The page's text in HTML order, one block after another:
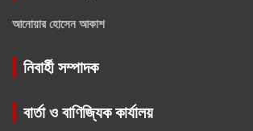
আনোয়ার হোসেন আকাশ
নিবার্হী সম্পাদক
বার্তা ও বাণিজ্যিক কার্যালয়